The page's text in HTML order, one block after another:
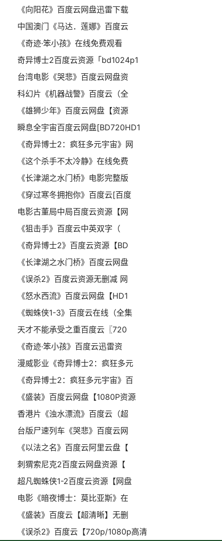
《向阳花》百度云网盘迅雷下载
中国澳门《马达．莲娜》百度云
《奇迹·笨小孩》在线免费观看
奇异博士2百度云资源「bd1024p1
台湾电影《哭悲》百度云网盘资
科幻片《机器战警》百度云（全
《雄狮少年》百度云网盘【资源
瞬息全宇宙百度云网盘[BD720HD1
《奇异博士2：疯狂多元宇宙》网
《这个杀手不太冷静》在线免费
《长津湖之水门桥》电影完整版
《穿过寒冬拥抱你》百度云[百度
电影古董局中局百度云资源【网
《狙击手》百度云中英双字（
《奇异博士2》百度云资源【BD
《长津湖之水门桥》百度云网盘
《误杀2》百度云资源无删减 网
《怒水西流》百度云网盘【HD1
《蜘蛛侠1-3》百度云在线（全集
天才不能承受之重百度云〖720
《奇迹·笨小孩》百度云迅雷资
漫威影业《奇异博士2：疯狂多元
《奇异博士2：疯狂多元宇宙》百
《盛装》百度云网盘【1080P资源
香港片《浊水漂流》百度云（超
台版尸速列车《哭悲》百度云网
《以法之名》百度云阿里云盘【
刺猬索尼克2百度云网盘资源【
超凡蜘蛛侠1-2百度云资源【网盘
电影《暗夜博士：莫比亚斯》在
《盛装》百度云【超清晰】无删
《误杀2》百度云【720p/1080p高清